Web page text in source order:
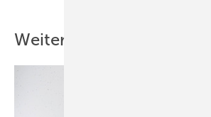
Weitere Inhalte